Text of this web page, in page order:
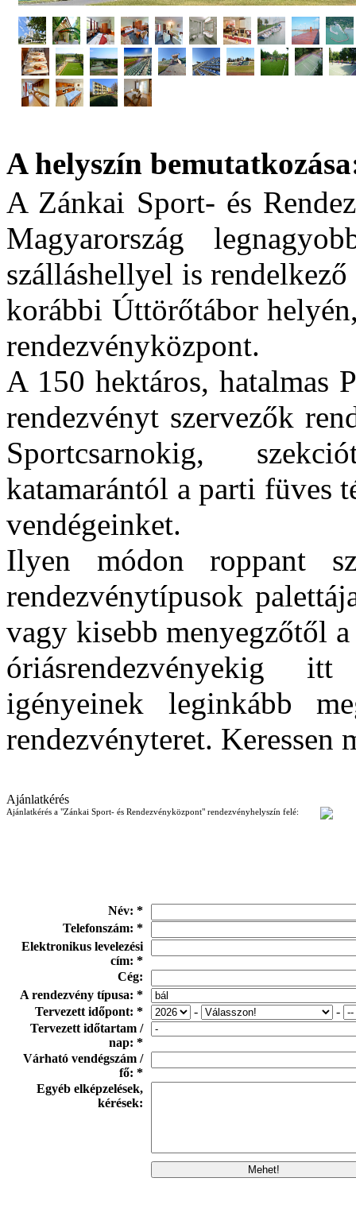
A helyszín
A Zánkai Sport- és
Magyarország
szálláshellyel is
korábbi Úttörőtábor
rendezvényközpont.
A 150 hektáros, hatalmas
rendezvényt szervezők
Sportcsarnokig,
katamarántól a parti füves
vendégeinket.
Ilyen módon roppant
rendezvénytípusok
vagy kisebb menyegzőtől
óriásrendezvényekig
igényeinek leginkább
rendezvényteret. Keressen
Ajánlatkérés
Ajánlatkérés a "Zánkai Sport- és Rendezvényközpont" rendezvényhelyszín felé:
Név: *
Telefonszám: *
Elektronikus levelezési
cím: *
Cég:
A rendezvény típusa: *
Tervezett időpont: *
-
-
Tervezett időtartam /
nap: *
Várható vendégszám /
fő: *
Egyéb elképzelések,
kérések: